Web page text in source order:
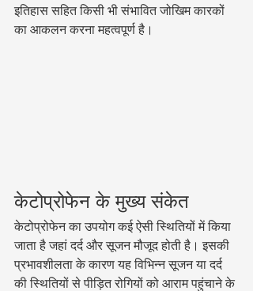
इतिहास सहित किसी भी संभावित जोखिम कारकों
का आकलन करना महत्वपूर्ण है।
केटोप्रोफेन के मुख्य संकेत
केटोप्रोफेन का उपयोग कई ऐसी स्थितियों में किया
जाता है जहां दर्द और सूजन मौजूद होती है। इसकी
प्रभावशीलता के कारण यह विभिन्न सूजन या दर्द
की स्थितियों से पीड़ित रोगियों को आराम पहुंचाने के